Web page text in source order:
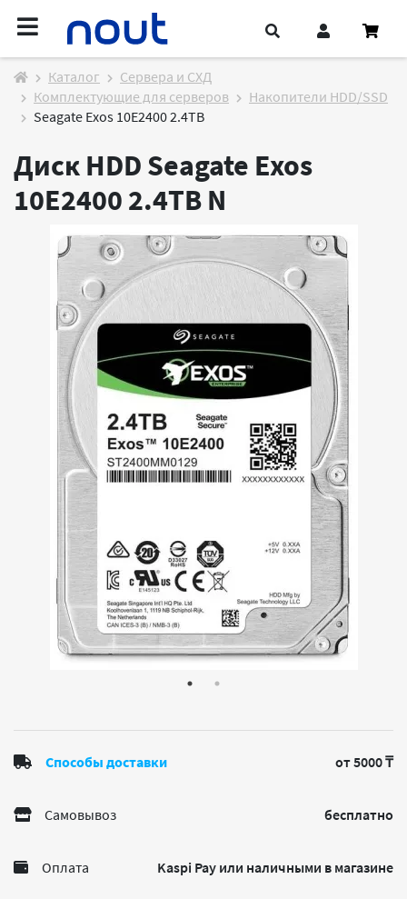
Каталог
Cервера и СХД
Комплектующие для серверов
Накопители HDD/SSD
Seagate Exos 10E2400 2.4TB
Диск HDD Seagate Exos
10E2400 2.4TB N
Способы доставки от 5000 ₸
Самовывоз бесплатно
Оплата Kaspi Pay или наличными в магазине